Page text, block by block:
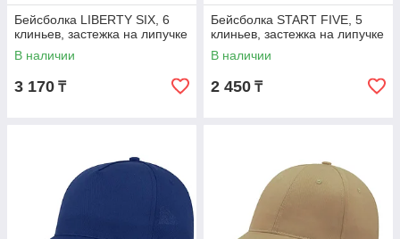
Бейсболка LIBERTY SIX, 6
клиньев, застежка на липучке
В наличии
3 170 ₸
Бейсболка START FIVE, 5
клиньев, застежка на липучке
В наличии
2 450 ₸